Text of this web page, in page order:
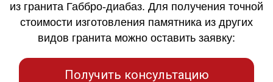
из гранита Габбро-диабаз. Для получения точной
стоимости изготовления памятника из других
видов гранита можно оставить заявку:
Получить консультацию